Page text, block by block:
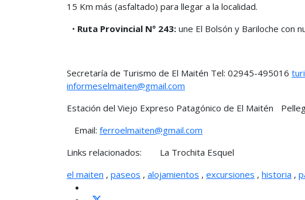
15 Km más (asfaltado) para llegar a la localidad.
• Ruta Provincial Nº 243: une El Bolsón y Bariloche con
Secretaría de Turismo de El Maitén Tel: 02945-495016
informeselmaiten@gmail.com
Estación del Viejo Expreso Patagónico de El Maitén
Email: ferroelmaiten@gmail.com
Links relacionados: La Trochita Esquel
el maiten , paseos , alojamientos , excursiones , historia ,